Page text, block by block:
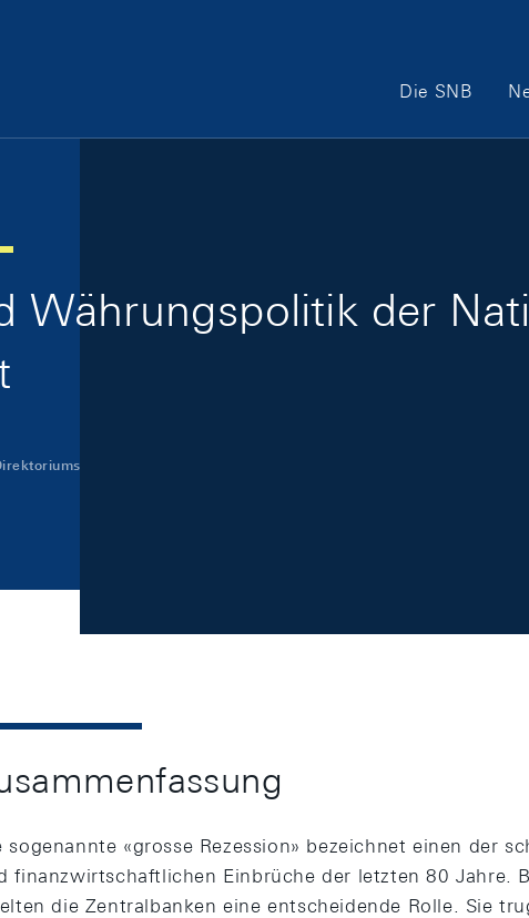
Die SNB
Währungspolitik der
sogenannte «grosse Rezession» bezeichnet einen der
finanzwirtschaftlichen Einbrüche der letzten 80 Jahre.
die Zentralbanken eine entscheidende Rolle. Sie